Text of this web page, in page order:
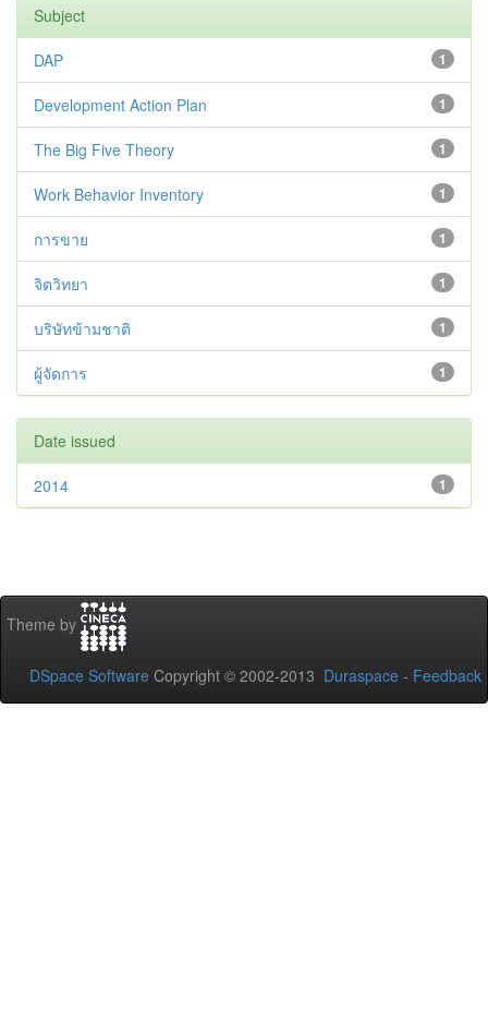
Subject
1
DAP
1
Development Action Plan
1
The Big Five Theory
1
Work Behavior Inventory
1
การขาย
1
จิตวิทยา
1
บริษัทข้ามชาติ
1
ผู้จัดการ
Date issued
1
2014
Theme by
DSpace Software Copyright © 2002-2013 Duraspace - Feedback